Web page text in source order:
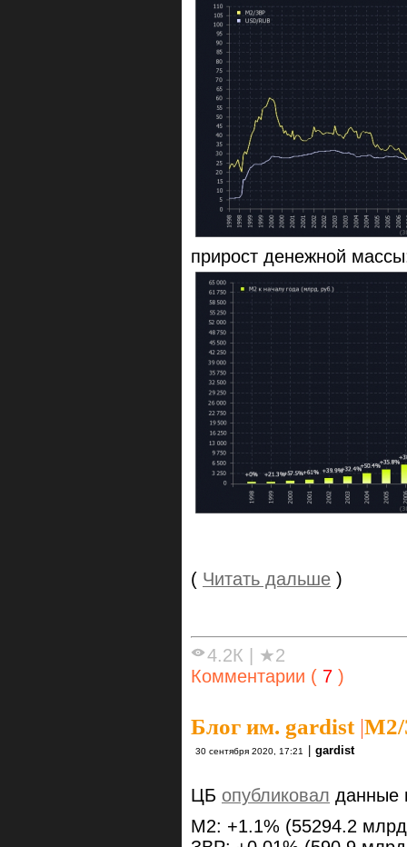
прирост денежной
( Читать дальше )
4.2К | ★2
Комментарии ( 7 )
Блог им. gardist|М2/
30 сентября 2020, 17:21 | gardist
ЦБ опубликовал данные
M2: +1.1% (55294.2